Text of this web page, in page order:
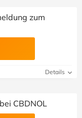
zum
Details
CBDNOL